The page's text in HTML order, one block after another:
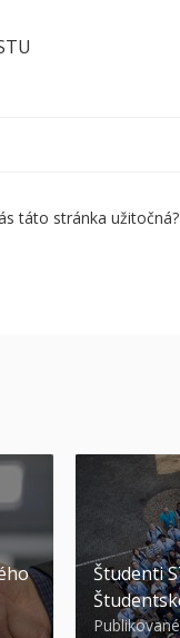
táto stránka užitočná?
Študenti